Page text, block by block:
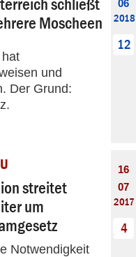
Moscheen
und
Der Grund:
06
2018
12
streitet
um
Notwendigkeit
16
07
2017
4